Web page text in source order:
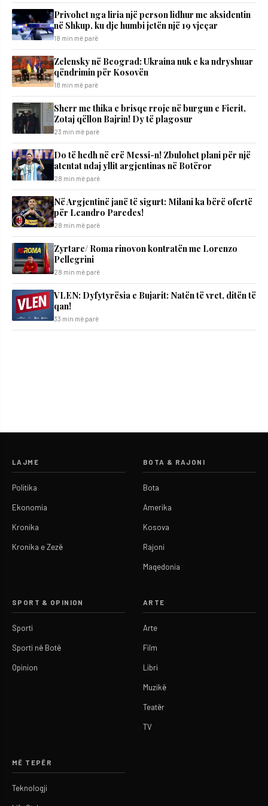
Privohet nga liria një person lidhur me aksidentin
në Shkup, ku dje humbi jetën një 19 vjeçar
18 min më parë
Zelensky në Beograd: Ukraina nuk e ka ndryshuar
qëndrimin për Kosovën
18 min më parë
Sherr me thika e brisqe rroje në burgun e Fierit,
Zotaj qëllon Bajrin! Dy të plagosur
23 min më parë
Do të hedh në erë Messi-n! Zbulohet plani për një
atentat ndaj yllit argjentinas në Botëror
28 min më parë
Në Argjentinë janë të sigurt: Milani ka bërë ofertë
për Leandro Paredes!
28 min më parë
Zyrtare/ Roma rinovon kontratën me Lorenzo
Pellegrini
28 min më parë
VLEN: Dyfytyrësia e Bujarit: Natën të vret, ditën të
qan!
33 min më parë
LAJME
Politika
Ekonomia
Kronika
Kronika e Zezë
BOTA & RAJONI
Bota
Amerika
Kosova
Rajoni
Maqedonia
SPORT & OPINION
Sporti
Sporti në Botë
Opinion
ARTE
Arte
Film
Libri
Muzikë
Teatër
TV
MË TEPËR
Teknologji